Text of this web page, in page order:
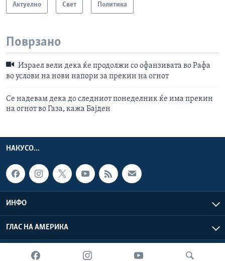
Актуелно Свет Политика
Поврзано
Израел вели дека ќе продолжи со офанзивата во Рафа
во услови на нови напори за прекин на огнот
Се надевам дека до следниот понеделник ќе има прекин
на огнот во Газа, кажа Бајден
НАКУСО...
ИНФО
ГЛАС НА АМЕРИКА
Глас на Америка © 2026 VOA, Inc. Сите права задржани.